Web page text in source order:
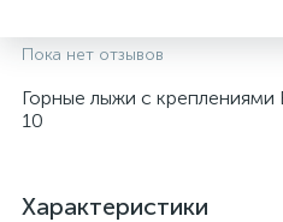
Пока нет отзывов
Горные лыжи с креплениями
10
Характеристики